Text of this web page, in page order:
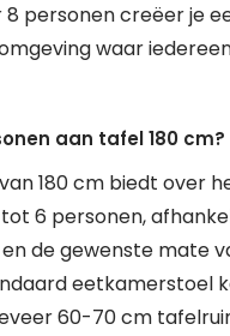
personen creëer je
waar
aan tafel 180 cm?
180 cm biedt over
6 personen,
de gewenste mate
eetkamerstoel
60-70 cm